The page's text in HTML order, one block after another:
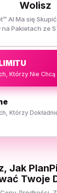
Wolisz
AI Ma się
na Pakietach ze
Którzy Nie
Którzy
Jak
Twoje